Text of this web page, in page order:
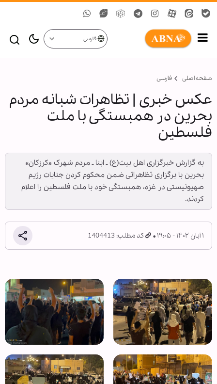
فارسی
صفحه اصلی فارسی
عکس خبری | تظاهرات شبانه مردم
بحرین در همبستگی با ملت
فلسطین
به گزارش خبرگزاری اهل بیت(ع) ـ ابنا ـ مردم شهرک «کرزکان»
بحرین با برگزاری تظاهراتی ضمن محکوم کردن جنایات رژیم
صهیونیستی در غزه، همبستگی خود با ملت فلسطین را اعلام
کردند.
۱ آبان ۱۴۰۲ - ۱۹:۰۵ کد مطلب: 1404413